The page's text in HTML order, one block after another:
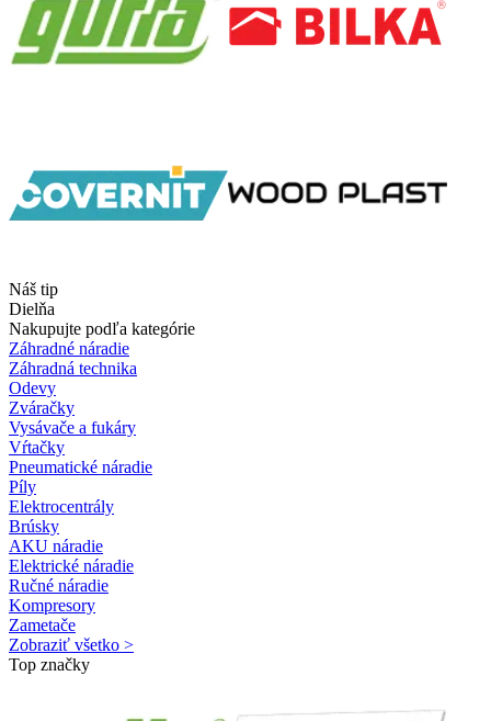
Náš tip
Dielňa
Nakupujte podľa kategórie
Záhradné náradie
Záhradná technika
Odevy
Zváračky
Vysávače a fukáry
Vŕtačky
Pneumatické náradie
Píly
Elektrocentrály
Brúsky
AKU náradie
Elektrické náradie
Ručné náradie
Kompresory
Zametače
Zobraziť všetko >
Top značky